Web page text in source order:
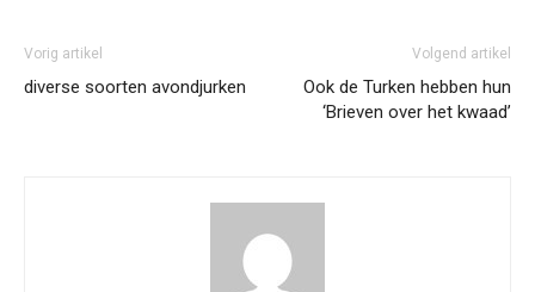
Vorig artikel
diverse soorten avondjurken
Volgend artikel
Ook de Turken hebben hun
‘Brieven over het kwaad’